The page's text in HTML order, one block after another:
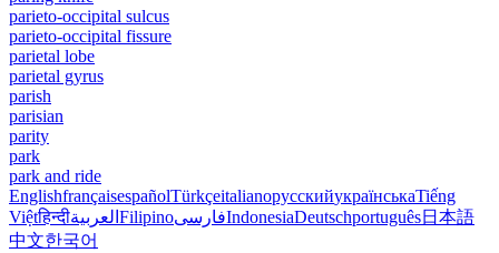
parieto-occipital sulcus
parieto-occipital fissure
parietal lobe
parietal gyrus
parish
parisian
parity
park
park and ride
EnglishfrançaisespañolTürkçeitalianoрусскийукраїнськаTiếng
Việtहिन्दीالعربية FilipinoفارسیIndonesiaDeutschportuguês日本語
中文한국어